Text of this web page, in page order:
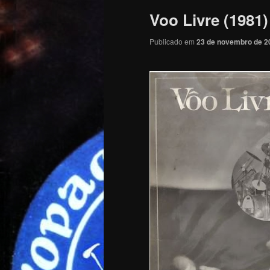
Voo Livre (1981)
Publicado em 23 de novembro de